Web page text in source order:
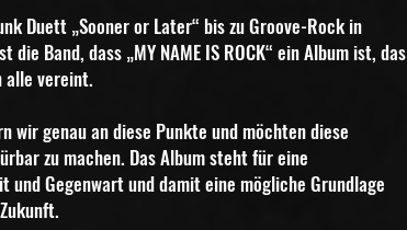
Duett „Sooner or Later“ bis zu Groove-Rock in
die Band, dass „MY NAME IS ROCK“ ein Album ist, das
alle vereint.
wir genau an diese Punkteund möchten diese
zu machen. Das Album steht für eine
und Gegenwart und damit eine mögliche Grundlage